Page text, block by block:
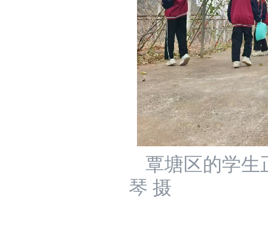
覃塘区的学生
琴 摄